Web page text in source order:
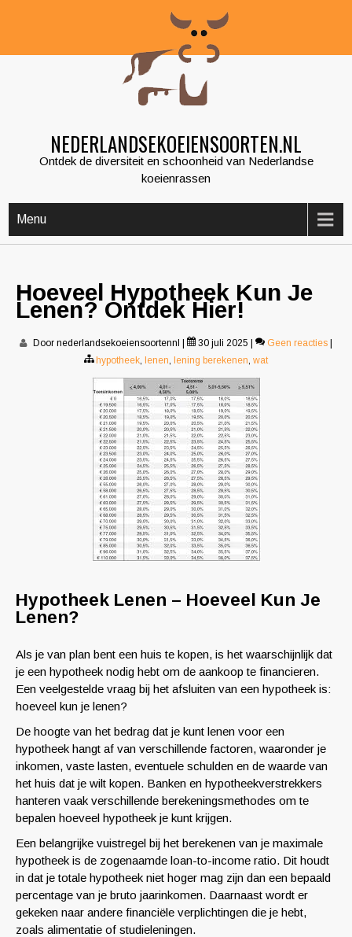
NEDERLANDSEKOEIENSOORTEN.NL
Ontdek de diversiteit en schoonheid van Nederlandse
koeienrassen
Menu
Hoeveel Hypotheek Kun Je
Lenen? Ontdek Hier!
Door nederlandsekoeiensoortennl 30 juli 2025 Geen reacties
hypotheek, lenen, lening berekenen, wat
Hypotheek Lenen – Hoeveel Kun Je
Lenen?
Als je van plan bent een huis te kopen, is het waarschijnlijk dat
je een hypotheek nodig hebt om de aankoop te financieren.
Een veelgestelde vraag bij het afsluiten van een hypotheek is:
hoeveel kun je lenen?
De hoogte van het bedrag dat je kunt lenen voor een
hypotheek hangt af van verschillende factoren, waaronder je
inkomen, vaste lasten, eventuele schulden en de waarde van
het huis dat je wilt kopen. Banken en hypotheekverstrekkers
hanteren vaak verschillende berekeningsmethodes om te
bepalen hoeveel hypotheek je kunt krijgen.
Een belangrijke vuistregel bij het berekenen van je maximale
hypotheek is de zogenaamde loan-to-income ratio. Dit houdt
in dat je totale hypotheek niet hoger mag zijn dan een bepaald
percentage van je bruto jaarinkomen. Daarnaast wordt er
gekeken naar andere financiële verplichtingen die je hebt,
zoals alimentatie of studieleningen.